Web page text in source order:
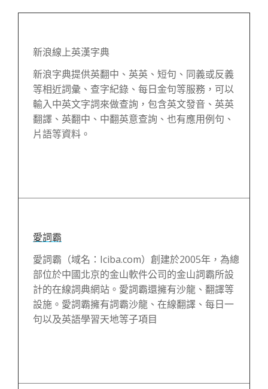
新浪線上英漢字典
新浪字典提供英翻中、英英、短句、同義或反義
等相近詞彙、查字紀錄、每日金句等服務，可以
輸入中英文字詞來做查詢，包含英文發音、英英
翻譯、英翻中、中翻英意查詢、也有應用例句、
片語等資料 。
愛詞霸
愛詞霸（域名：Iciba.com）創建於2005年，為總
部位於中國北京的金山軟件公司的金山詞霸所設
計的在線詞典網站。愛詞霸還擁有沙龍、翻譯等
設施。愛詞霸擁有詞霸沙龍、在線翻譯、每日一
句以及英語學習天地等子項目